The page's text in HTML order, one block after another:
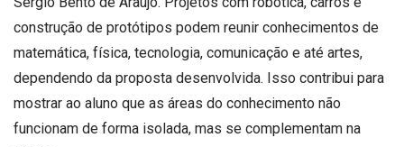
construção de protótipos podem reunir conhecimentos de
matemática, física, tecnologia, comunicação e até artes,
dependendo da proposta desenvolvida. Isso contribui para
mostrar ao aluno que as áreas do conhecimento não
funcionam de forma isolada, mas se complementam na